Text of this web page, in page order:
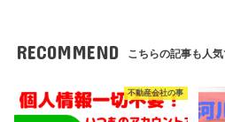
RECOMMEND こちらの記事も人気
不動産会社の事